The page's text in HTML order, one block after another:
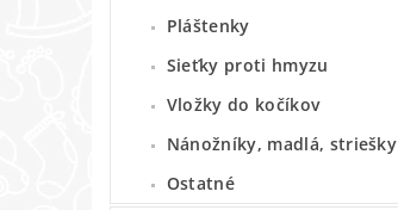
Pláštenky
Sieťky proti hmyzu
Vložky do kočíkov
Nánožníky, madlá, striešky
Ostatné